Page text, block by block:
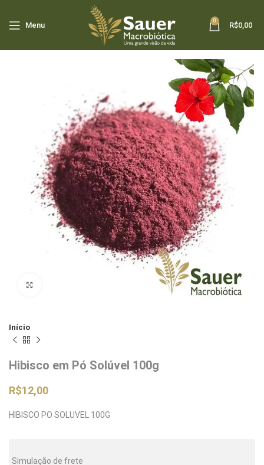
Menu
0
R$0,00
Início
Hibisco em Pó Solúvel 100g
R$12,00
HIBISCO PO SOLUVEL 100G
Simulação de frete